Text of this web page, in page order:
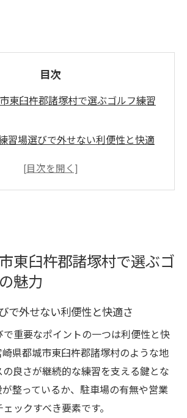
目次
東臼杵郡諸塚村で選ぶゴルフ練習
習場選びで外せない利便性と快適
向上なら設備充実の練習場が最適
が揃うゴルフ練習場の選び方
イング解析の充実が上達の鍵
練習やアプローチ練習の魅力
習場で体験できる効果的な練習法
フ練習場で設備面を比較するポイ
へおすすめしたい練習方法とは
東臼杵郡諸塚村で選ぶゴ
魅力
で外せない利便性と快適さ
重要なポイントの一つは利便性と快
県都城市東臼杵郡諸塚村のような地
良さが継続的な練習を支える鍵とな
整っているか、駐車場の有無や営業
ックすべき要素です。